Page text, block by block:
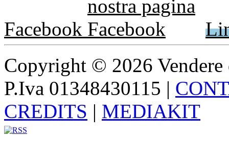
Facebook
Copyright © 2026
P.Iva 01348430115 |
CREDITS | MEDIAKIT